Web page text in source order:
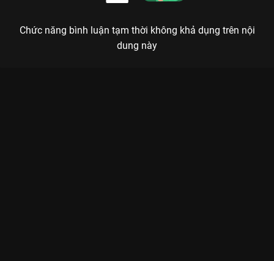
Chức năng bình luận tạm thời không khả dụng trên nội
dung này